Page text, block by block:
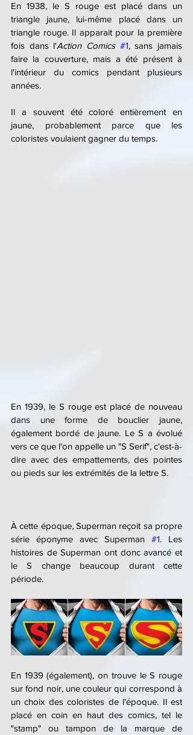
En 1938, le S rouge est placé dans un
triangle jaune, lui-même placé dans un
triangle rouge. Il apparait pour la première
fois dans l'Action Comics #1, sans jamais
faire la couverture, mais a été présent à
l'intérieur du comics pendant plusieurs
années.
Il a souvent été coloré entièrement en
jaune, probablement parce que les
coloristes voulaient gagner du temps.
En 1939, le S rouge est placé de nouveau
dans une forme de bouclier jaune,
également bordé de jaune. Le S a évolué
vers ce que l'on appelle un "S Serif", c'est-à-
dire avec des empattements, des pointes
ou pieds sur les extrémités de la lettre S.
À cette époque, Superman reçoit sa propre
série éponyme avec Superman #1. Les
histoires de Superman ont donc avancé et
le S change beaucoup durant cette
période.
En 1939 (également), on trouve le S rouge
sur fond noir, une couleur qui correspond à
un choix des coloristes de l'époque. Il est
placé en coin en haut des comics, tel le
"stamp" ou tampon de la marque de